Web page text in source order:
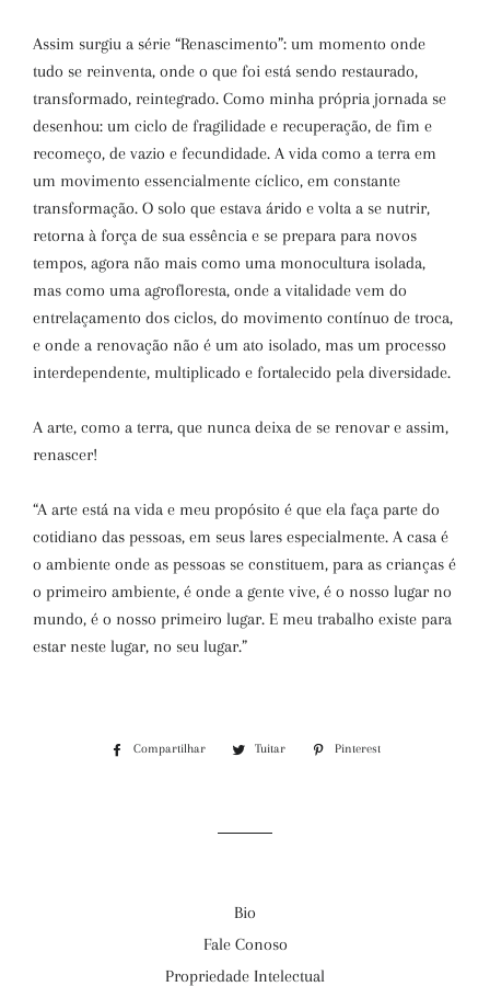
Assim surgiu a série “Renascimento”: um momento onde
tudo se reinventa, onde o que foi está sendo restaurado,
transformado, reintegrado. Como minha própria jornada se
desenhou: um ciclo de fragilidade e recuperação, de fim e
recomeço, de vazio e fecundidade. A vida como a terra em
um movimento essencialmente cíclico, em constante
transformação. O solo que estava árido e volta a se nutrir,
retorna à força de sua essência e se prepara para novos
tempos, agora não mais como uma monocultura isolada,
mas como uma agrofloresta, onde a vitalidade vem do
entrelaçamento dos ciclos, do movimento contínuo de troca,
e onde a renovação não é um ato isolado, mas um processo
interdependente, multiplicado e fortalecido pela diversidade.
A arte, como a terra, que nunca deixa de se renovar e assim,
renascer!
“A arte está na vida e meu propósito é que ela faça parte do
cotidiano das pessoas, em seus lares especialmente. A casa é
o ambiente onde as pessoas se constituem, para as crianças é
o primeiro ambiente, é onde a gente vive, é o nosso lugar no
mundo, é o nosso primeiro lugar. E meu trabalho existe para
estar neste lugar, no seu lugar.”
Compartilhar
Compartilhar
Tuitar Tuitar Pinterest
Bio
Fale Conoso
Propriedade Intelectual